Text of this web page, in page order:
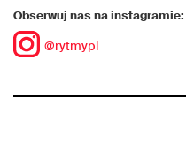
Obserwuj nas na instagramie:
@rytmypl